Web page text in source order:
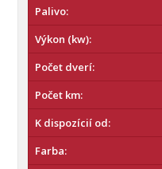
Palivo:
Výkon (kw):
Počet dverí:
Počet km:
K dispozícií od:
Farba: